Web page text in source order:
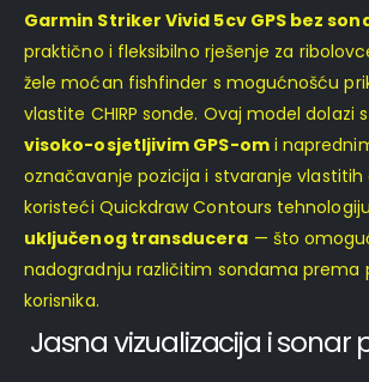
Garmin Striker Vivid 5cv GPS bez
praktično i fleksibilno rješenje za
žele moćan fishfinder s mogućnošću
vlastite CHIRP sonde. Ovaj model dolazi s
visoko-osjetljivim GPS-omi
označavanje pozicija i stvaranje vlastitih
koristeći Quickdraw Contours
uključenog transducera — što
nadogradnju različitim sondama prema
korisnika.
Jasna vizualizacija i sonar